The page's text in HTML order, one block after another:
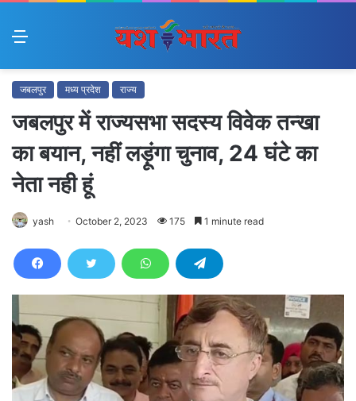
Menu
जबलपुर मध्य प्रदेश राज्य
जबलपुर में राज्यसभा सदस्य विवेक तन्खा
का बयान, नहीं लड़ूंगा चुनाव, 24 घंटे का
नेता नही हूं
yash October 2, 2023 175 1 minute read